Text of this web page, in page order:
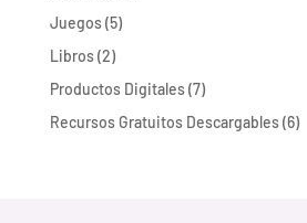
Juegos 55
Libros 22
productos
Productos Digitales 77
productos
Recursos Gratuitos Descargables 66